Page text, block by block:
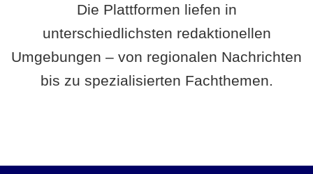
Die Plattformen liefen in
unterschiedlichsten redaktionellen
Umgebungen – von regionalen Nachrichten
bis zu spezialisierten Fachthemen.